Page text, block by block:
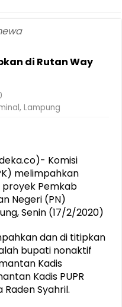
di Rutan Way
,Lampung
Komisi
melimpahkan
proyek Pemkab
Negeri (PN)
Senin (17/2/2020)
dan di titipkan
bupati nonaktif
Kadis
Kadis PUPR
Syahril.